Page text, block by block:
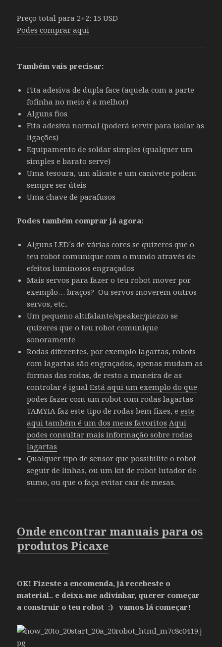
Preço total para 2+2: 15 USD
Podes comprar aqui
Também vais precisar:
Fita adesiva de dupla face (aquela com a parte
fofinha no meio é a melhor)
Alguns fios
Fita adesiva normal (poderá servir para isolar as
ligações)
Equipamento de soldar simples (qualquer um
simples e barato serve)
Uma tesoura, um alicate e um canivete podem
sempre ser úteis
Uma chave de parafusos
Podes também comprar já agora:
Alguns LED´s de várias cores se quizeres que o
teu robot comunique com o mundo através de
efeitos luminosos engraçados
Mais servos para fazer o teu robot mover por
exemplo… braços? Ou servos moverem outros
servos, etc..
Um pequeno altifalante/speaker/piezzo se
quizeres que o teu robot comunique
sonoramente
Rodas diferentes, por exemplo lagartas, robots
com lagartas são engraçados, apenas mudam as
formas das rodas, de resto a maneira de as
controlar é igualEstá aqui um exemplo do que
podes fazer com um robot com rodas lagartas
TAMYIA faz este tipo de rodas bem fixes, eeste
aqui também é um dos meus favoritos Aqui
podes consultar mais informação sobre rodas
lagartas
Qualquer tipo de sensor que possibilite o robot
seguir de linhas, ou um kit de robot lutador de
sumo, ou que o faça evitar cair de mesas.
Onde encontrar manuais para os
produtos Picaxe
OK! Fizeste a encomenda, já recebeste o
material.. e deixa-me adivinhar, querer começar
a construir o teu robot :) vamos lá começar!